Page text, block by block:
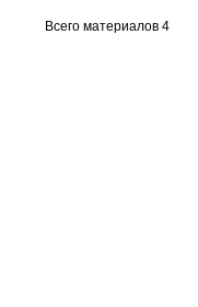
Всего материалов 4